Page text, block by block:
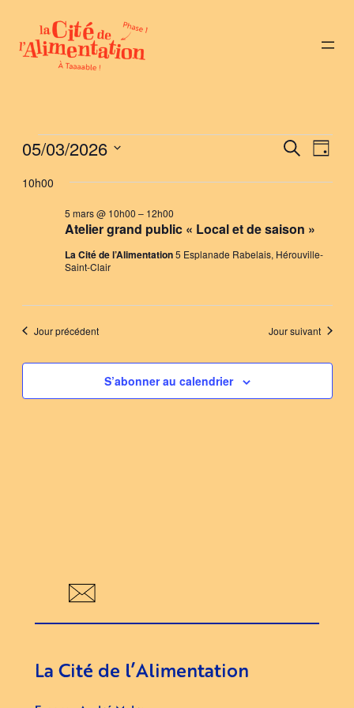
Évènements
for
mars
2026
et
de
Recherche
Jour
05/03/2026
une
10h00
Atelier grand public « Local et de saison »
5 mars @ 10h00 – 12h00
La Cité de l’Alimentation5 Esplanade Rabelais, Hérouville-
Saint-Clair
Jour précédent Jour suivant
S’abonner au calendrier
La Cité de l’Alimentation